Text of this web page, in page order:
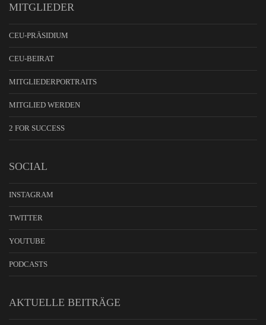
MITGLIEDER
CEU-PRÄSIDIUM
CEU-BEIRAT
MITGLIEDERPORTRAITS
MITGLIED WERDEN
2 FOR SUCCESS
SOCIAL
INSTAGRAM
TWITTER
YOUTUBE
PODCASTS
AKTUELLE BEITRÄGE